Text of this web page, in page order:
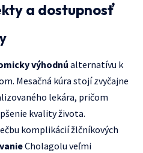
a dostupnosť
výhodnú alternatívu k
Mesačná kúra stojí zvyčajne
lekára, pričom
kvality života.
komplikácií žlčníkových
Cholagolu veľmi